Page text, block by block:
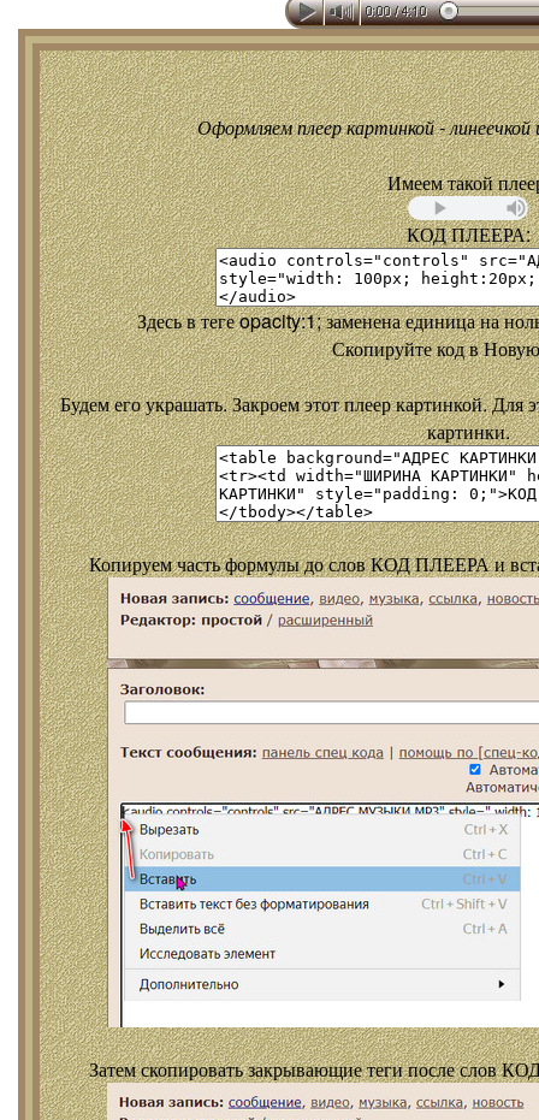
Оформляем плеер картинкой - линеечкой
Имеем такой
КОД ПЛЕЕРА:
Здесь в теге opacity:1; заменена единица на
Скопируйте код в
Будем его украшать. Закроем этот плеер картинкой. Для
картинки.
Копируем часть формулы до слов КОД ПЛЕЕРА и
Затем скопировать закрывающие теги после слов